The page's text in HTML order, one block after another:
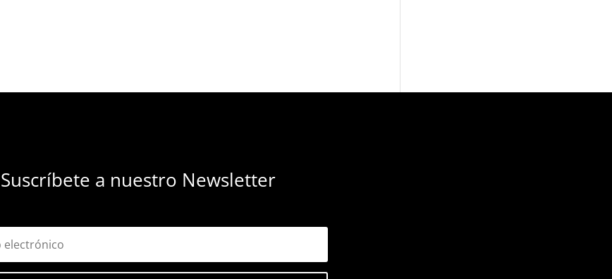
Suscríbete a nuestro Newsletter